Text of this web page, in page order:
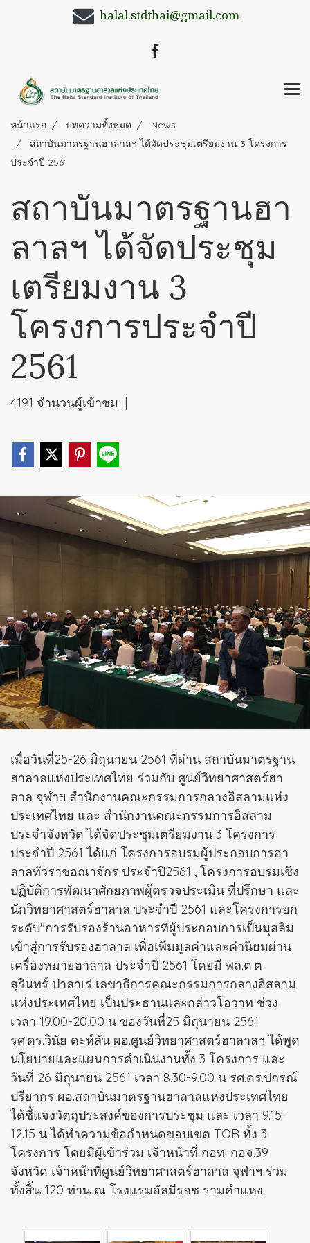
halal.stdthai@gmail.com
หน้าแรก บทความทั้งหมด
News
สถาบันมาตรฐานฮาลาลฯ ได้จัดประชุมเตรียมงาน 3 โครงการ
ประจำปี 2561
สถาบันมาตรฐานฮา
ลาลฯ ได้จัดประชุม
เตรียมงาน 3
โครงการประจำปี
2561
4191 จำนวนผู้เข้าชม |
เมื่อวันที่25-26 มิถุนายน 2561 ที่ผ่าน สถาบันมาตรฐาน
ฮาลาลแห่งประเทศไทย ร่วมกับ ศูนย์วิทยาศาสตร์ฮา
ลาล จุฬาฯ สำนักงานคณะกรรมการกลางอิสลามแห่ง
ประเทศไทย และ สำนักงานคณะกรรมการอิสลาม
ประจำจังหวัด ได้จัดประชุมเตรียมงาน 3 โครงการ
ประจำปี 2561 ได้แก่ โครงการอบรมผู้ประกอบการฮา
ลาลทั่วราชอณาจักร ประจำปี2561 , โครงการอบรมเชิง
ปฏิบัติการพัฒนาศักยภาพผู้ตรวจประเมิน ที่ปรึกษา และ
นักวิทยาศาสตร์ฮาลาล ประจำปี 2561 และโครงการยก
ระดับ"การรับรองร้านอาหารที่ผู้ประกอบการเป็นมุสลิม
เข้าสู่การรับรองฮาลาล เพื่อเพิ่มมูลค่าและค่านิยมผ่าน
เครื่องหมายฮาลาล ประจำปี 2561 โดยมี พล.ต.ต
สุรินทร์ ปาลาเร่ เลขาธิการคณะกรรมการกลางอิสลาม
แห่งประเทศไทย เป็นประธานและกล่าวโอวาท ช่วง
เวลา 19.00-20.00 น ของวันที่25 มิถุนายน 2561
รศ.ดร.วินัย ดะห์ลัน ผอ.ศูนย์วิทยาศาสตร์ฮาลาลฯ ได้พูด
นโยบายและแผนการดำเนินงานทั้ง 3 โครงการ และ
วันที่ 26 มิถุนายน 2561 เวลา 8.30-9.00 น รศ.ดร.ปกรณ์
ปรียากร ผอ.สถาบันมาตรฐานฮาลาลแห่งประเทศไทย
ได้ชี้แจงวัตถุประสงค์ของการประชุม และ เวลา 9.15-
12.15 น ได้ทำความข้อกำหนดขอบเขต TOR ทั้ง 3
โครงการ โดยมีผู้เข้าร่วม เจ้าหน้าที่ กอท. กอจ.39
จังหวัด เจ้าหน้าที่ศูนย์วิทยาศาสตร์ฮาลาล จุฬาฯ ร่วม
ทั้งสิ้น 120 ท่าน ณ โรงแรมอัลมีรอช รามคำแหง